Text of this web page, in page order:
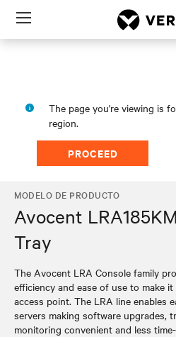
Menu
The page you're viewing is
region.
PROCEED
MODELO DE PRODUCTO
Avocent
Tray
The Avocent LRA Console family
efficiency and ease of use to make
access point. The LRA line enables
servers making software upgrades,
monitoring convenient and less